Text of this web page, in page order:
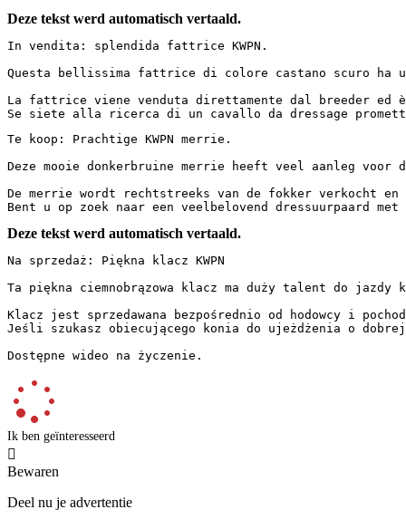
Deze tekst werd automatisch vertaald.
In vendita: splendida fattrice KWPN.
Questa bellissima fattrice di colore castano scuro ha
La fattrice viene venduta direttamente dal breeder
Se siete alla ricerca di un cavallo da dressage
Te koop: Prachtige KWPN merrie.
Deze mooie donkerbruine merrie heeft veel aanleg
De merrie wordt rechtstreeks van de fokker
Bent u op zoek naar een veelbelovend dressuurpaard
Deze tekst werd automatisch vertaald.
Na sprzedaż: Piękna klacz KWPN
Ta piękna ciemnobrązowa klacz ma duży talent do
Klacz jest sprzedawana bezpośrednio od hodowcy i
Jeśli szukasz obiecującego konia do ujeżdżenia o
Dostępne wideo na życzenie.
Ik ben geïnteresseerd

Bewaren
Deel nu je advertentie